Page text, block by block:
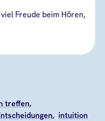
Freude beim Hören,
treffen
intuition